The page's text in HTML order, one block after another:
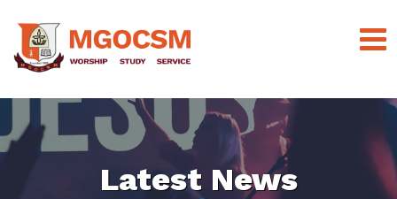
Latest News